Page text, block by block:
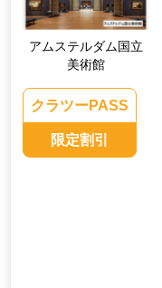
アムステルダム国立
美術館
クラツーPASS
限定割引